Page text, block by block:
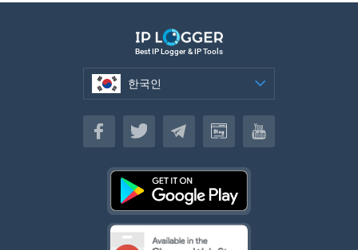
Best IP Logger & IP Tools
한국인
한국인